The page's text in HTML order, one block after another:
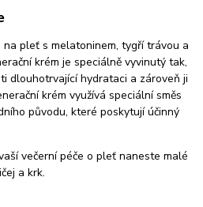
pleť s melatoninem, tygří trávou a
krém je speciálně vyvinutý tak,
dlouhotrvající hydrataci a zároveň ji
krém využívá speciální směs
původu, které poskytují účinný
večerní péče o pleť naneste malé
a krk.